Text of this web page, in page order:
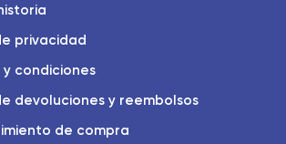
privacidad
y condiciones
devoluciones y reembolsos
de compra